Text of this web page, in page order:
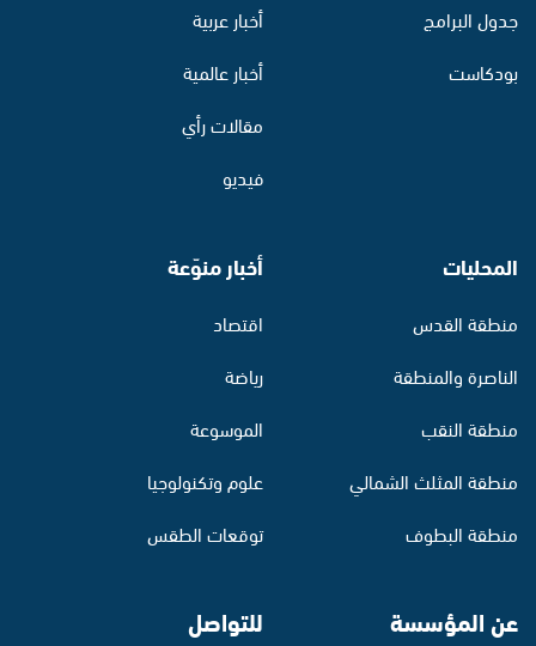
جدول البرامج
بودكاست
أخبار عربية
أخبار عالمية
مقالات رأي
فيديو
المحليات
منطقة القدس
الناصرة والمنطقة
منطقة النقب
منطقة المثلث الشمالي
منطقة البطوف
أخبار منوّعة
اقتصاد
رياضة
الموسوعة
علوم وتكنولوجيا
توقعات الطقس
عن المؤسسة للتواصل